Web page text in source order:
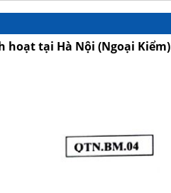
hoạt tại Hà Nội (Ngoại Kiểm)